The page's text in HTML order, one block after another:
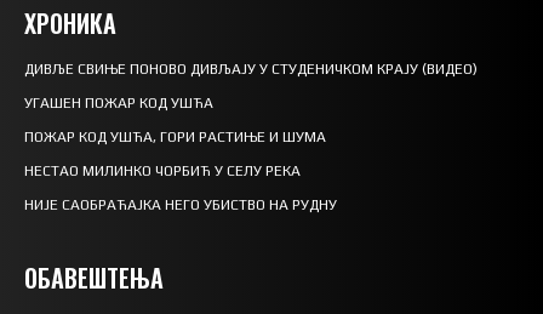
ХРОНИКА
ДИВЉЕ СВИЊЕ ПОНОВО ДИВЉАЈУ У СТУДЕНИЧКОМ КРАЈУ (ВИДЕО)
УГАШЕН ПОЖАР КОД УШЋА
ПОЖАР КОД УШЋА, ГОРИ РАСТИЊЕ И ШУМА
НЕСТАО МИЛИНКО ЧОРБИЋ У СЕЛУ РЕКА
НИЈЕ САОБРАЋАЈКА НЕГО УБИСТВО НА РУДНУ
ОБАВЕШТЕЊА